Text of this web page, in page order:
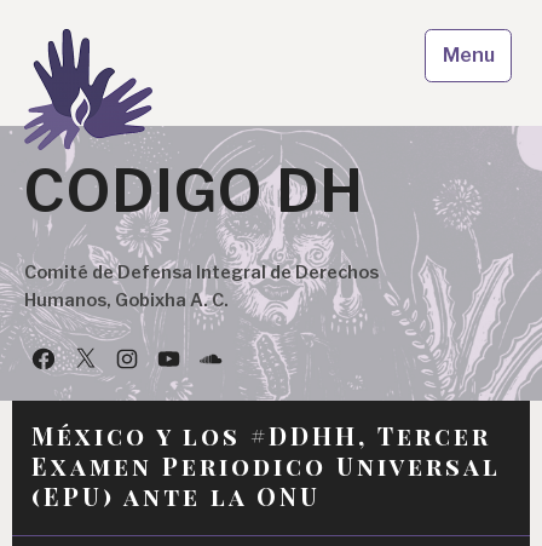
content
CODIGO DH
Comité de Defensa Integral de Derechos
Humanos, Gobixha A. C.
FacebookTwitterInstagramYouTubePodcast
Menu
México y los #DDHH, Tercer
Examen Periodico Universal
(EPU) ante la ONU